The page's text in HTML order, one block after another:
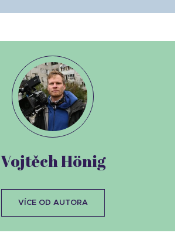
Vojtěch Hönig
VÍCE OD AUTORA